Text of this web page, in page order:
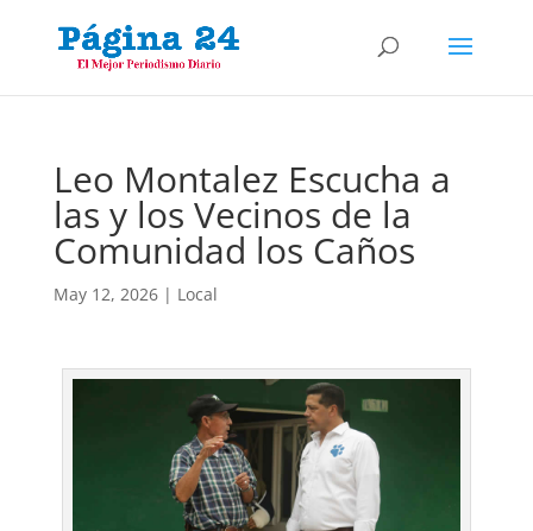
Leo Montalez Escucha a
las y los Vecinos de la
Comunidad los Caños
May 12, 2026| Local